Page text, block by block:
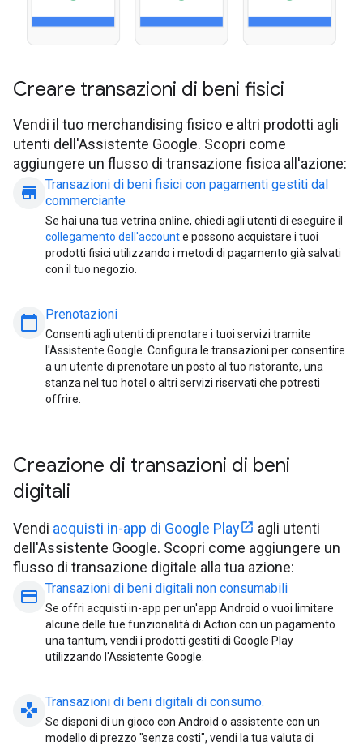
Creare transazioni di beni fisici
Vendi il tuo merchandising fisico e altri prodotti agli
utenti dell'Assistente Google. Scopri come
aggiungere un flusso di transazione fisica all'azione:
store Transazioni di beni fisici con pagamenti gestiti dal
commerciante
Se hai una tua vetrina online, chiedi agli utenti di eseguire il
collegamento dell'accounte possono acquistare i tuoi
prodotti fisici utilizzando i metodi di pagamento già salvati
con il tuo negozio.
calendar_today Prenotazioni
Consenti agli utenti di prenotare i tuoi servizi tramite
l'Assistente Google. Configura le transazioni per consentire
a un utente di prenotare un posto al tuo ristorante, una
stanza nel tuo hotel o altri servizi riservati che potresti
offrire.
Creazione di transazioni di beni
digitali
Vendi acquisti in-app di Google Play
agli utenti
dell'Assistente Google. Scopri come aggiungere un
flusso di transazione digitale alla tua azione:
payment Transazioni di beni digitali non consumabili
Se offri acquisti in-app per un'app Android o vuoi limitare
alcune delle tue funzionalità di Action con un pagamento
una tantum, vendi i prodotti gestiti di Google Play
utilizzando l'Assistente Google.
gamepad Transazioni di beni digitali di consumo.
Se disponi di un gioco con Android o assistente con un
modello di prezzo "senza costi", vendi la tua valuta di